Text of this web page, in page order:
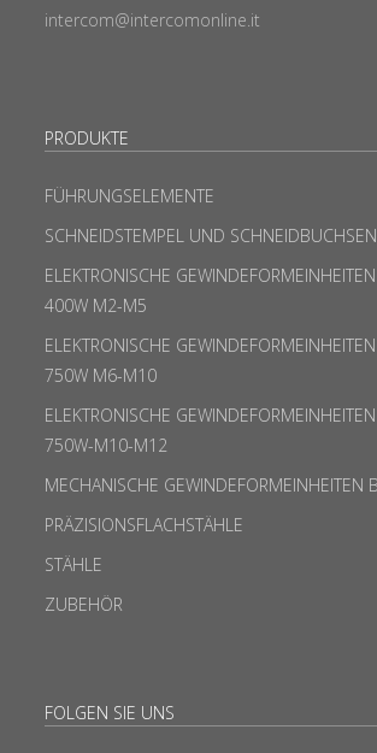
intercom@intercomonline.it
PRODUKTE
FÜHRUNGSELEMENTE
SCHNEIDSTEMPEL UND SCHNEIDBUCHSEN
ELEKTRONISCHE
400W M2-M5
ELEKTRONISCHE
750W M6-M10
ELEKTRONISCHE
750W-M10-M12
MECHANISCHE GEWINDEFORMEINHEITEN
PRÄZISIONSFLACHSTÄHLE
STÄHLE
ZUBEHÖR
FOLGEN SIE UNS